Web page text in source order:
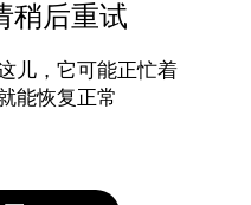
稍后重试
儿，它可能正忙着
能恢复正常